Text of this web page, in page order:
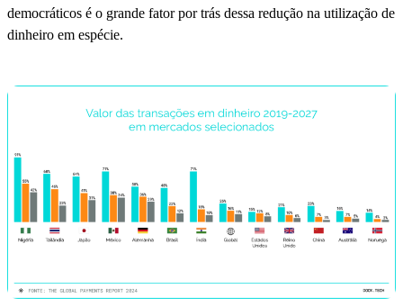
democráticos é o grande fator por trás dessa redução na utilização de
dinheiro em espécie.